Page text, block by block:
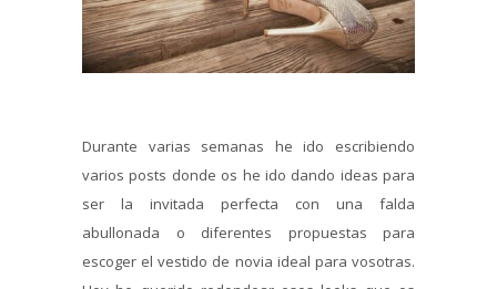
Durante varias semanas he ido escribiendo
varios posts donde os he ido dando ideas para
ser la invitada perfecta con una falda
abullonada o diferentes propuestas para
escoger el vestido de novia ideal para vosotras.